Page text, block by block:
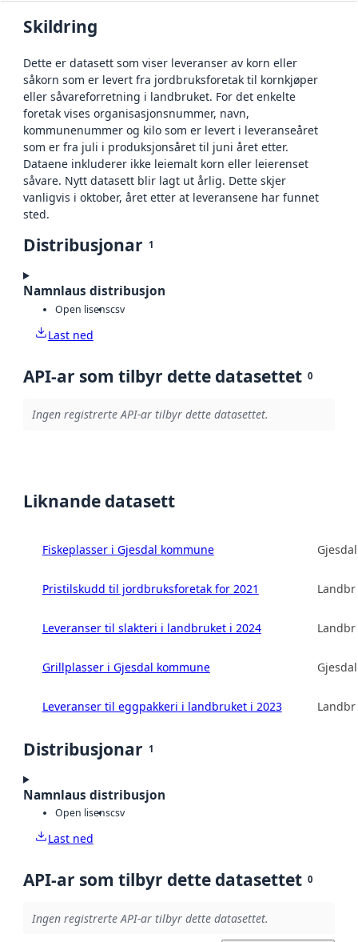
Skildring
Dette er datasett som viser leveranser av korn eller
såkorn som er levert fra jordbruksforetak til kornkjøper
eller såvareforretning i landbruket. For det enkelte
foretak vises organisasjonsnummer, navn,
kommunenummer og kilo som er levert i leveranseåret
som er fra juli i produksjonsåret til juni året etter.
Dataene inkluderer ikke leiemalt korn eller leierenset
såvare. Nytt datasett blir lagt ut årlig. Dette skjer
vanligvis i oktober, året etter at leveransene har funnet
sted.
Distribusjonar 1
Namnlaus distribusjon
Open lisenscsv
Last ned
API-ar som tilbyr dette datasettet 0
Ingen registrerte API-ar tilbyr dette datasettet.
Liknande datasett
Fiskeplasser i Gjesdal kommune
Pristilskudd til jordbruksforetak for 2021
Leveranser til slakteri i landbruket i 2024
Grillplasser i Gjesdal kommune
Leveranser til eggpakkeri i landbruket i 2023
Distribusjonar 1
Namnlaus distribusjon
Open lisenscsv
Last ned
API-ar som tilbyr dette datasettet 0
Ingen registrerte API-ar tilbyr dette datasettet.